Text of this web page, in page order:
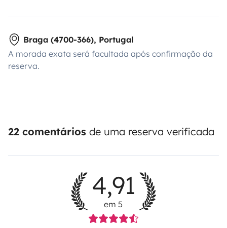
Braga (4700-366), Portugal
A morada exata será facultada após confirmação da
reserva.
22 comentários de uma reserva verificada
4,91
em 5